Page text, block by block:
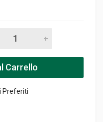
Carrello
Preferiti